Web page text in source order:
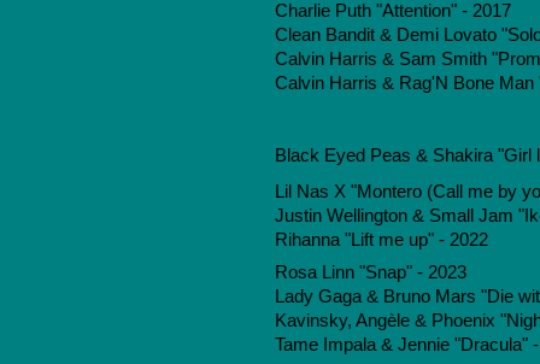
Charlie Puth "Attention" - 2017
Clean Bandit & Demi Lovato
Calvin Harris & Sam Smith
Calvin Harris & Rag'N Bone Man
Black Eyed Peas & Shakira "Girl
Lil Nas X "Montero (Call me by
Justin Wellington & Small Jam
Rihanna "Lift me up" - 2022
Rosa Linn "Snap" - 2023
Lady Gaga & Bruno Mars "Die
Kavinsky, Angèle & Phoenix
Tame Impala & Jennie "Dracula"